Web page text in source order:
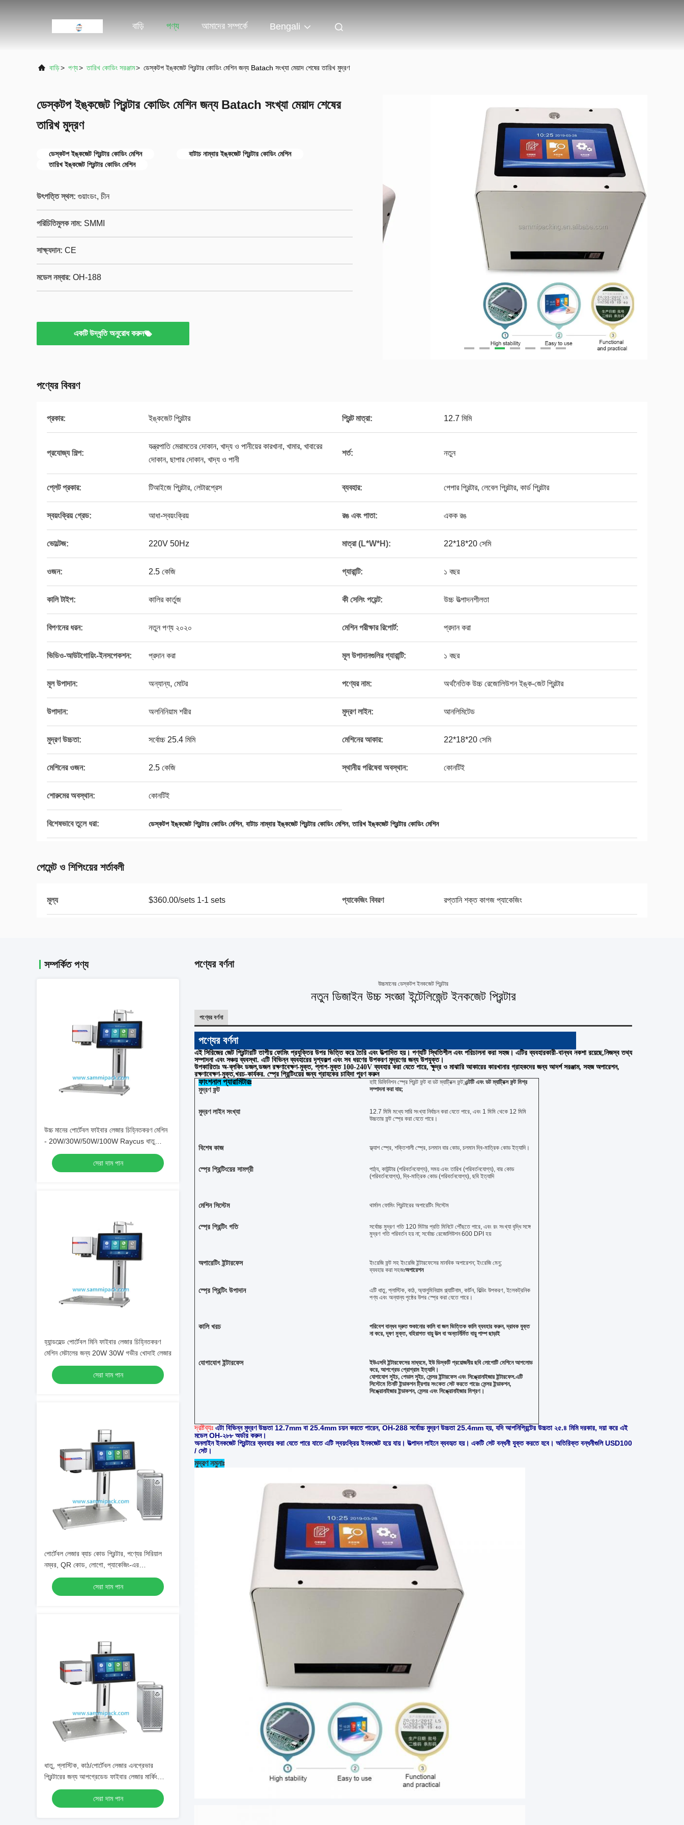
বাড়ি পণ্য আমাদের সম্পর্কে Bengali
বাড়ি> পণ্য> তারিখ কোডিং সরঞ্জাম> ডেস্কটপ ইঙ্কজেট প্রিন্টার কোডিং মেশিন জন্য Batach সংখ্যা মেয়াদ শেষের তারিখ মুদ্রণ
ডেস্কটপ ইঙ্কজেট প্রিন্টার কোডিং মেশিন জন্য Batach সংখ্যা মেয়াদ শেষের
তারিখ মুদ্রণ
ডেস্কটপ ইঙ্কজেট প্রিন্টার কোডিং মেশিন
বাটাচ নাম্বার ইঙ্কজেট প্রিন্টার কোডিং মেশিন
তারিখ ইঙ্কজেট প্রিন্টার কোডিং মেশিন
উৎপত্তি স্থল: গুয়াংডং, চীন
পরিচিতিমুলক নাম: SMMI
সাক্ষ্যদান: CE
মডেল নম্বার: OH-188
একটি উদ্ধৃতি অনুরোধ করুন
পণ্যের বিবরণ
প্রকার: ইঙ্কজেট প্রিন্টার প্রিন্ট মাত্রা: 12.7 মিমি
প্রযোজ্য শিল্প:
যন্ত্রপাতি মেরামতের দোকান, খাদ্য ও পানীয়ের কারখানা, খামার, খাবারের
দোকান, ছাপার দোকান, খাদ্য ও পানী
শর্ত: নতুন
প্লেট প্রকার: টিআইজে প্রিন্টার, লেটারপ্রেস ব্যবহার: পেপার প্রিন্টার, লেবেল প্রিন্টার, কার্ড প্রিন্টার
স্বয়ংক্রিয় গ্রেড: আধা-স্বয়ংক্রিয় রঙ এবং পাতা: একক রঙ
ভোল্টেজ: 220V 50Hz মাত্রা (L*W*H): 22*18*20 সেমি
ওজন: 2.5 কেজি গ্যারান্টি: ১ বছর
কালি টাইপ: কালির কার্তুজ কী সেলিং পয়েন্ট: উচ্চ উত্পাদনশীলতা
বিপণনের ধরন: নতুন পণ্য ২০২০ মেশিন পরীক্ষার রিপোর্ট: প্রদান করা
ভিডিও-আউটগোয়িং-ইনসপেকশন: প্রদান করা মূল উপাদানগুলির গ্যারান্টি: ১ বছর
মূল উপাদান: অন্যান্য, মোটর পণ্যের নাম: অর্থনৈতিক উচ্চ রেজোলিউশন ইঙ্ক-জেট প্রিন্টার
উপাদান: অলনিনিয়াম শরীর মুদ্রণ লাইন: আনলিমিটেড
মুদ্রণ উচ্চতা: সর্বোচ্চ 25.4 মিমি মেশিনের আকার: 22*18*20 সেমি
মেশিনের ওজন: 2.5 কেজি স্থানীয় পরিষেবা অবস্থান: কোনটিই
শোরুমের অবস্থান: কোনটিই
বিশেষভাবে তুলে ধরা: ডেস্কটপ ইঙ্কজেট প্রিন্টার কোডিং মেশিন, বাটাচ নাম্বার ইঙ্কজেট প্রিন্টার কোডিং মেশিন,তারিখ ইঙ্কজেট প্রিন্টার কোডিং মেশিন
পেমেন্ট ও শিপিংয়ের শর্তাবলী
মূল্য $360.00/sets 1-1 sets প্যাকেজিং বিবরণ রপ্তানি শক্ত কাগজ প্যাকেজিং
সম্পর্কিত পণ্য
উচ্চ মানের পোর্টেবল ফাইবার লেজার চিহ্নিতকরণ মেশিন
- 20W/30W/50W/100W Raycus ধাতু
খোদাইয়ের জন্য
সেরা দাম পান
হ্যান্ডহেল্ড পোর্টেবল মিনি ফাইবার লেজার চিহ্নিতকরণ
মেশিন মেটালের জন্য 20W 30W গভীর খোদাই লেজার
সেরা দাম পান
পোর্টেবল লেজার ব্যাচ কোড প্রিন্টার, পণ্যের সিরিয়াল
নম্বর, QR কোড, লোগো, প্যাকেজিং-এর
বারকোডগুলির জন্য ফাইবার লেজার কোডিং মেশিন
সেরা দাম পান
ধাতু, প্লাস্টিক, কাঠ/পোর্টেবল লেজার এনগ্রেভার
প্রিন্টারের জন্য আপগ্রেডেড ফাইবার লেজার মার্কিং
মেশিন, QR কোড, লোগো, বারকোড
সেরা দাম পান
পণ্যের বর্ণনা
উচ্চমানের ডেস্কটপ ইনকজেট প্রিন্টার
নতুন ডিজাইন উচ্চ সংজ্ঞা ইন্টেলিজেন্ট ইনকজেট প্রিন্টার
পণ্যের বর্ণনা
পণ্যের বর্ণনা
এই সিরিজের জেট প্রিন্টারটি তাপীয় ফোমিং প্রযুক্তির উপর ভিত্তি করে তৈরি এবং উত্পাদিত হয়। পণ্যটি স্থিতিশীল এবং পরিচালনা করা সহজ। এটির ব্যবহারকারী-বান্ধব নকশা রয়েছে,নিজস্ব তথ্য
সম্পাদনা এবং সঞ্চয় ব্যবস্থা. এটি বিভিন্ন ব্যবহারের দৃশ্যকল্প এবং সব ধরণের উপকরণ মুদ্রণের জন্য উপযুক্ত।
উপকারিতাঃ অ-ব্লকিং ডজল,ডজল রক্ষণাবেক্ষণ-মুক্ত, প্লাগ-মুক্ত 100-240V ব্যবহার করা যেতে পারে, ক্ষুদ্র ও মাঝারি আকারের কারখানার গ্রাহকদের জন্য আদর্শ সরঞ্জাম, সহজ অপারেশন,
রক্ষণাবেক্ষণ-মুক্ত,খরচ-কার্যকর. স্প্রে প্রিন্টিংয়ের জন্য গ্রাহকের চাহিদা পূরণ করুন
ফাংশনাল প্যারামিটারঃ
মুদ্রণ ফন্ট
হাই ডিফিনিশন স্প্রে প্রিন্ট ফন্ট বা ডট ম্যাট্রিক্স ফন্ট;এন্টটি এবং ডট ম্যাট্রিক্স ফন্ট মিশ্র
সম্পাদনা করা যায়;
মুদ্রণ লাইন সংখ্যা
12.7 মিমি মধ্যে সারি সংখ্যা নির্বাচন করা যেতে পারে, এবং 1 মিমি থেকে 12 মিমি
উচ্চতার ফন্ট স্প্রে করা যেতে পারে।
বিশেষ কাজ ফ্ল্যাশ স্প্রে, শক্তিশালী স্প্রে, চলমান বার কোড, চলমান দ্বি-মাত্রিক কোড ইত্যাদি।
স্প্রে প্রিন্টিংয়ের সামগ্রী
পাঠ্য, কাউন্টার (পরিবর্তনযোগ্য), সময় এবং তারিখ (পরিবর্তনযোগ্য), বার কোড
(পরিবর্তনযোগ্য), দ্বি-মাত্রিক কোড (পরিবর্তনযোগ্য), ছবি ইত্যাদি
মেশিন সিস্টেম থার্মাল ফোমিং প্রিন্টারের অপারেটিং সিস্টেম
স্প্রে প্রিন্টিং গতি
সর্বোচ্চ মুদ্রণ গতি 120 মিটার প্রতি মিনিটে পৌঁছতে পারে, এবং রং সংখ্যা বৃদ্ধি সঙ্গে
মুদ্রণ গতি পরিবর্তন হয় না; সর্বোচ্চ রেজোলিউশন 600 DPI হয়
অপারেটিং ইন্টারফেস
ইংরেজি ফন্ট সহ ইংরেজি ইন্টারফেসের মানবিক অপারেশন; ইংরেজি মেনু;
ব্যবহার করা সহজঃঅপারেশন
স্প্রে প্রিন্টিং উপাদান
এটি ধাতু, প্লাস্টিক, কাঠ, অ্যালুমিনিয়াম প্ল্যাটিনাম, কার্টন, বিল্ডিং উপকরণ, ইলেকট্রনিক
পণ্য এবং অন্যান্য পৃষ্ঠের উপর স্প্রে করা যেতে পারে।
কালি খরচ
পরিবেশ বান্ধব দ্রুত শুকানোর কালি বা জল ভিত্তিক কালি ব্যবহার করুন, দ্রাবক যুক্ত
না করে, দূষণ মুক্ত, বহিরাগত বায়ু উত্স বা অন্তর্নির্মিত বায়ু পাম্প ছাড়াই
যোগাযোগ ইন্টারফেস
ইউএসবি ইন্টারফেসের মাধ্যমে, ইউ ডিস্কটি প্রয়োজনীয় ছবি লোগোটি মেশিনে আপলোড
করে, আপগ্রেড প্রোগ্রাম ইত্যাদি।
যোগাযোগ সুইচ, পেডাল সুইচ, সেন্সর ইন্টারফেস এবং সিঙ্ক্রোনাইজার ইন্টারফেস.এটি
সিস্টেমে তিনটি ইন্ডাকশন ট্রিগার সংকেত সেট করতে পারেঃ সেন্সর ইন্ডাকশন,
সিঙ্ক্রোনাইজার ইন্ডাকশন, সেন্সর এবং সিঙ্ক্রোনাইজার মিশ্রণ।
দ্রষ্টব্যঃ এটা বিভিন্ন মুদ্রণ উচ্চতা 12.7mm বা 25.4mm চয়ন করতে পারেন, OH-288 সর্বোচ্চ মুদ্রণ উচ্চতা 25.4mm হয়, যদি আপনিপ্রিন্টের উচ্চতা ২৫.৪ মিমি দরকার, দয়া করে এই
মডেল OH-২৮৮ অর্ডার করুন।
অনলাইন ইনকজেট প্রিন্টারে ব্যবহার করা যেতে পারে যাতে এটি স্বয়ংক্রিয় ইনকজেট হয়ে যায়। উত্পাদন লাইনে ব্যবহৃত হয়। একটি সেট বন্ধনী যুক্ত করতে হবে। অতিরিক্ত বন্ধনীগুলি USD100
/ সেট।
মুদ্রণ নমুনাঃ